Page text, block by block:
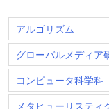
アルゴリズム
グローバルメディア
コンピュータ科学科
メタヒューリスティ